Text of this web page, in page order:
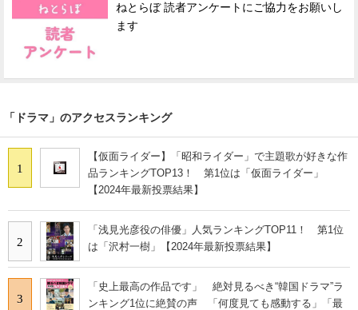
ねとらぼ 読者アンケートにご協力をお願いし
ます
「ドラマ」のアクセスランキング
1
【仮面ライダー】「昭和ライダー」で主題歌が好きな作
品ランキングTOP13！ 第1位は「仮面ライダー」
【2024年最新投票結果】
2
「浅見光彦役の俳優」人気ランキングTOP11！ 第1位
は「沢村一樹」【2024年最新投票結果】
3
「史上最高の作品です」 絶対見るべき“韓国ドラマ”ラ
ンキング1位に絶賛の声 「何度見ても感動する」「最